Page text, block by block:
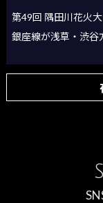
第49回 隅田川花火
銀座線が浅草・渋谷